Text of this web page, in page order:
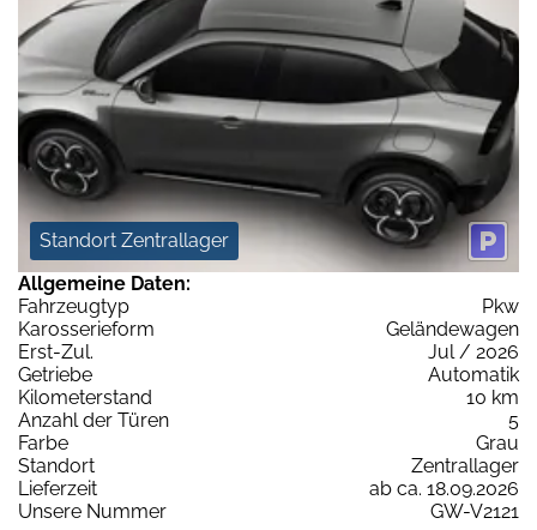
Standort Zentrallager
Allgemeine Daten:
Fahrzeugtyp
Pkw
Karosserieform
Geländewagen
Erst-Zul.
Jul / 2026
Getriebe
Automatik
Kilometerstand
10 km
Anzahl der Türen
5
Farbe
Grau
Standort
Zentrallager
Lieferzeit
ab ca. 18.09.2026
Unsere Nummer
GW-V2121